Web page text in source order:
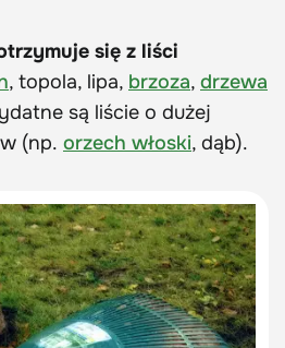
się z liści
, topola, lipa, brzoza, drzewa
są liście o dużej
(np. orzech włoski, dąb).